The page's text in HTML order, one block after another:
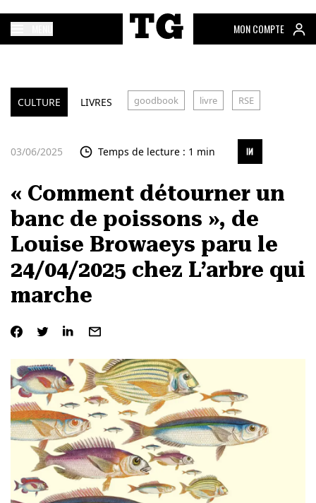
MON COMPTE
CULTURE LIVRES goodbook livre RSE
03/06/2025 Temps de lecture : 1 min
« Comment détourner un
banc de poissons », de
Louise Browaeys paru le
24/04/2025 chez L’arbre qui
marche